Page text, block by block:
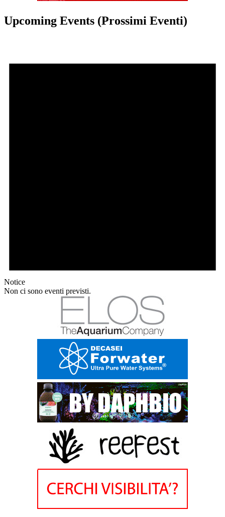
Upcoming Events (Prossimi Eventi)
Notice
Non ci sono eventi previsti.